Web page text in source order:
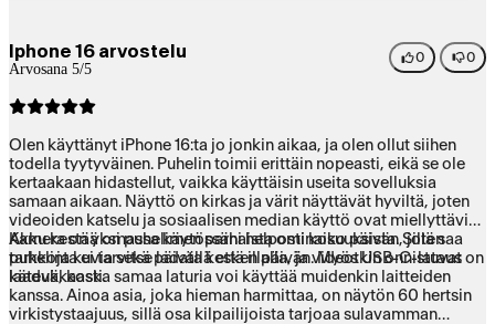
Iphone 16 arvostelu
Arvosana 5/5
0 0
Olen käyttänyt iPhone 16:ta jo jonkin aikaa, ja olen ollut siihen
todella tyytyväinen. Puhelin toimii erittäin nopeasti, eikä se ole
kertaakaan hidastellut, vaikka käyttäisin useita sovelluksia
samaan aikaan. Näyttö on kirkas ja värit näyttävät hyviltä, joten
videoiden katselu ja sosiaalisen median käyttö ovat miellyttäviä.
Kamera on yksi puhelimen parhaista ominaisuuksista. Sillä saa
tarkkoja kuvia sekä päivällä että illalla, ja videotkin onnistuvat
laadukkaasti.
Akku kestää omassa käytössäni helposti koko päivän, joten
puhelinta ei tarvitse ladata kesken päivän. Myös USB-C-lataus on
kätevä, koska samaa laturia voi käyttää muidenkin laitteiden
kanssa. Ainoa asia, joka hieman harmittaa, on näytön 60 hertsin
virkistystaajuus, sillä osa kilpailijoista tarjoaa sulavamman